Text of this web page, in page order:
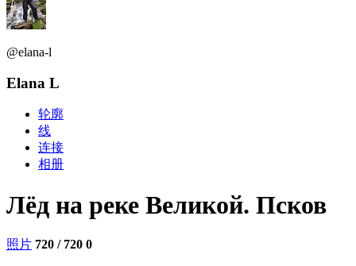
@elana-l
Elana L
轮廓
线
连接
相册
Лёд на реке Великой. Псков
照片 720 / 720 0